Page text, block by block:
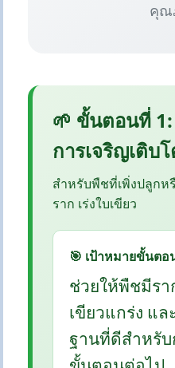
คุณ
🌱 ขั้นตอนที่ 1:
การเจริญเติบ
สำหรับพืชที่เพิ่งปลูกหรื
ราก เร่งใบเขียว
🎯 เป้าหมายขั้นต
ช่วยให้พืชมีรา
เขียวแกร่ง แล
ฐานที่ดีสำหรั